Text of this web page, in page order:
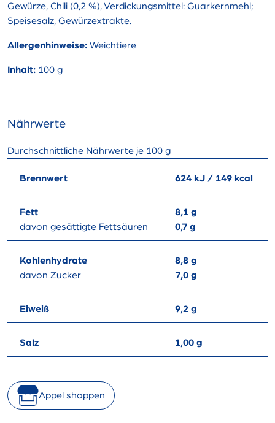
Gewürze, Chili (0,2 %), Verdickungsmittel: Guarkernmehl;
Speisesalz, Gewürzextrakte.
Allergenhinweise: Weichtiere
Inhalt: 100 g
Nährwerte
Durchschnittliche Nährwerte je 100 g
Brennwert 624 kJ / 149 kcal
Fett
davon gesättigte Fettsäuren
8,1 g
0,7 g
Kohlenhydrate
davon Zucker
8,8 g
7,0 g
Eiweiß 9,2 g
Salz 1,00 g
Appel shoppen